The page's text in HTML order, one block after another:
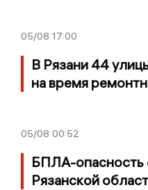
05/08 17:00
В Рязани 44
на время
05/08 00:52
БПЛА-опасность
Рязанской